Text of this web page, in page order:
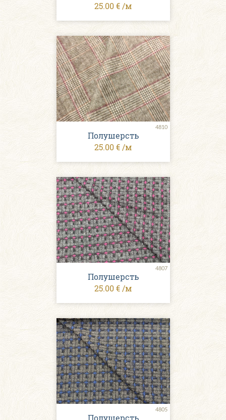
25.00 € /м
4810
Полушерсть
25.00 € /м
4807
Полушерсть
25.00 € /м
4805
Полушерсть